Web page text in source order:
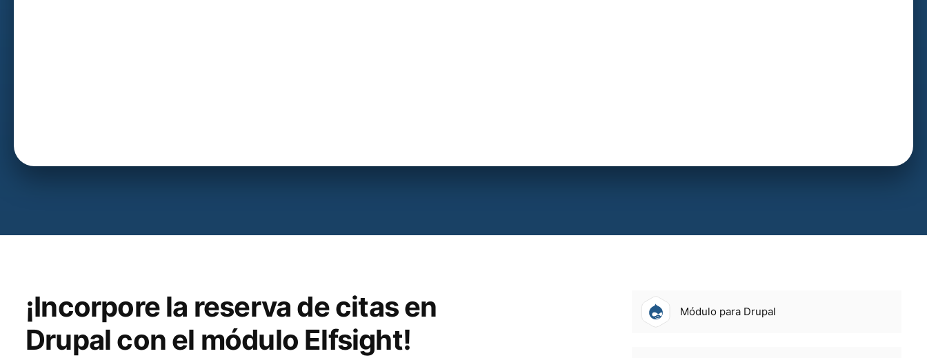
¡Incorpore la reserva de citas en
Drupal con el módulo Elfsight!
Módulo para Drupal